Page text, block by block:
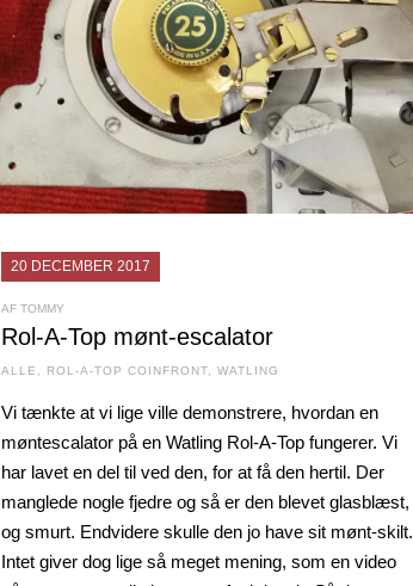
20 DECEMBER 2017
AF TOMMY
Rol-A-Top mønt-escalator
ALLE , ROL-A-TOP COINFRONT, WATLING
Vi tænkte at vi lige ville demonstrere, hvordan en
møntescalator på en Watling Rol-A-Top fungerer. Vi
har lavet en del til ved den, for at få den hertil. Der
manglede nogle fjedre og så er den blevet glasblæst,
og smurt. Endvidere skulle den jo have sit mønt-skilt.
Intet giver dog lige så meget mening, som en video